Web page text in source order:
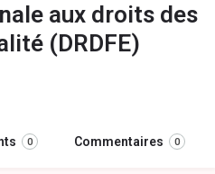
aux droits des
(DRDFE)
0 Commentaires 0